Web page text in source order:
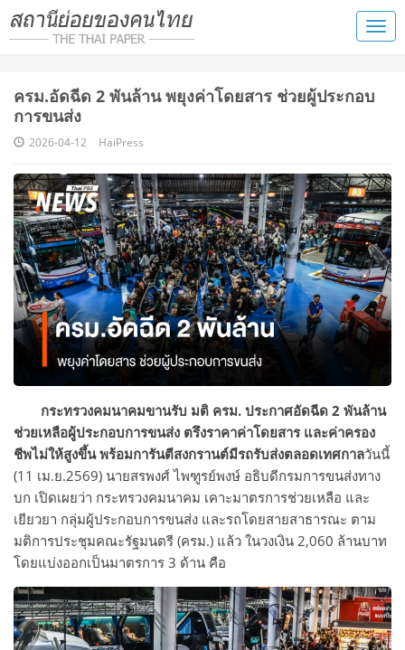
ครม.อัดฉีด 2 พันล้าน พยุงค่าโดยสาร ช่วยผู้ประกอบ
การขนส่ง
2026-04-12 HaiPress
กระทรวงคมนาคมขานรับ มติ ครม. ประกาศอัดฉีด 2 พันล้าน
ช่วยเหลือผู้ประกอบการขนส่ง ตรึงราคาค่าโดยสาร และค่าครอง
ชีพไม่ให้สูงขึ้น พร้อมการันตีสงกรานต์มีรถรับส่งตลอดเทศกาลวันนี้
(11 เม.ย.2569) นายสรพงศ์ ไพฑูรย์พงษ์ อธิบดีกรมการขนส่งทาง
บก เปิดเผยว่า กระทรวงคมนาคม เคาะมาตรการช่วยเหลือ และ
เยียวยา กลุ่มผู้ประกอบการขนส่ง และรถโดยสายสาธารณะ ตาม
มติการประชุมคณะรัฐมนตรี (ครม.) แล้ว ในวงเงิน 2,060 ล้านบาท
โดยแบ่งออกเป็นมาตรการ 3 ด้าน คือ